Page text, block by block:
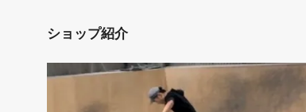
ショップ紹介